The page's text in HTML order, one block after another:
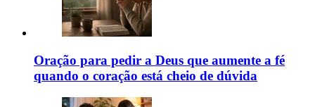
Oração para pedir a Deus que aumente a fé
quando o coração está cheio de dúvida